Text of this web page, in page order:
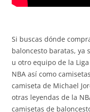
Si buscas dónde
baloncesto baratas, ya
u otro equipo de la
NBA así como
camiseta de Michael
otras leyendas de la
camisetas de